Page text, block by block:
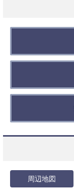
周辺地図